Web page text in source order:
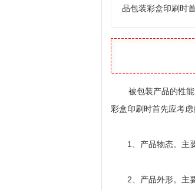
品包装彩盒印刷时
被包装产品的性能
彩盒印刷时首先应考虑
1、产品物态。主要
2、产品外形。主要